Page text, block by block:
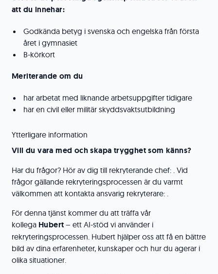
att du innehar:
Godkända betyg i svenska och engelska från första
året i gymnasiet
B-körkort
Meriterande om du
har arbetat med liknande arbetsuppgifter tidigare
har en civil eller militär skyddsvaktsutbildning
Ytterligare information
Vill du vara med och skapa trygghet som känns?
Har du frågor? Hör av dig till rekryterande chef: . Vid
frågor gällande rekryteringsprocessen är du varmt
välkommen att kontakta ansvarig rekryterare: .
För denna tjänst kommer du att träffa vår
kollega Hubert – ett AI-stöd vi använder i
rekryteringsprocessen. Hubert hjälper oss att få en bättre
bild av dina erfarenheter, kunskaper och hur du agerar i
olika situationer.